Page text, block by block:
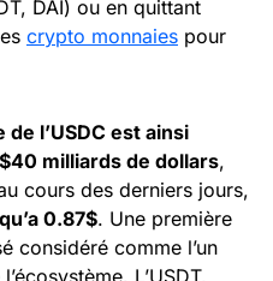
DAI) ou en quittant
crypto monnaies pour
l’USDC est ainsi
milliards de dollars,
cours des derniers jours,
0.87$. Une première
considéré comme l’un